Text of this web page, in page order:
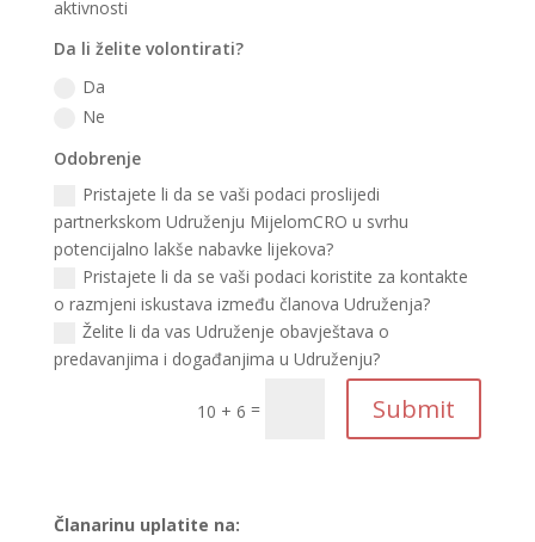
aktivnosti
Da li želite volontirati?
Da
Ne
Odobrenje
Pristajete li da se vaši podaci proslijedi
partnerkskom Udruženju MijelomCRO u svrhu
potencijalno lakše nabavke lijekova?
Pristajete li da se vaši podaci koristite za kontakte
o razmjeni iskustava između članova Udruženja?
Želite li da vas Udruženje obavještava o
predavanjima i događanjima u Udruženju?
10 + 6 = Submit
Članarinu uplatite na: